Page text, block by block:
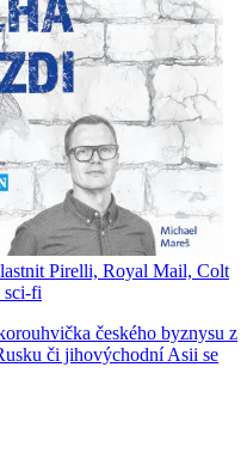
Pirelli, Royal Mail, Colt
sci-fi
českého byznysu z
či jihovýchodní Asii se